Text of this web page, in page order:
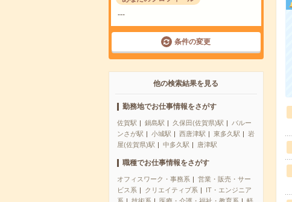
---
条件の変更
他の検索結果を見る
勤務地でお仕事情報をさがす
佐賀駅 鍋島駅 久保田(佐賀県)駅
バルー
ンさが駅
小城駅 西唐津駅 東多久駅
岩
屋(佐賀県)駅
中多久駅 唐津駅
職種でお仕事情報をさがす
オフィスワーク・事務系
営業・販売・サー
ビス系
クリエイティブ系
IT・エンジニア